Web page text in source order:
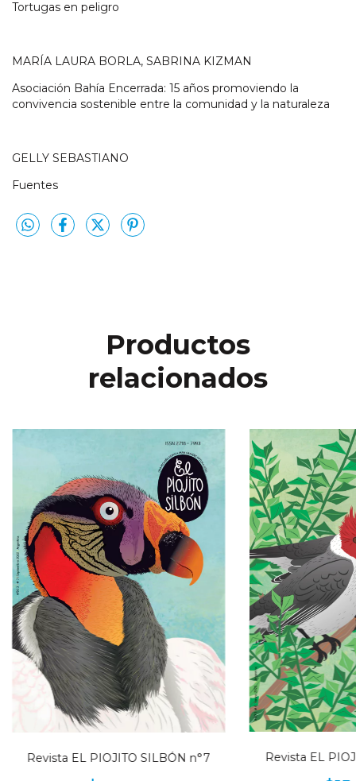
Tortugas en peligro
MARÍA LAURA BORLA, SABRINA KIZMAN
Asociación Bahía Encerrada: 15 años promoviendo la
convivencia sostenible entre la comunidad y la naturaleza
GELLY SEBASTIANO
Fuentes
Productos
relacionados
Revista EL PIOJITO SILBÓN n°7 Revista EL